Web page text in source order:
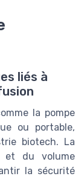
liés à
la pompe
ou portable,
biotech. La
et du volume
la sécurité